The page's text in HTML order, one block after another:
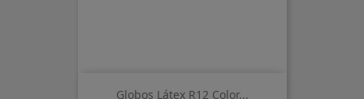
Globos Látex R12 Color...